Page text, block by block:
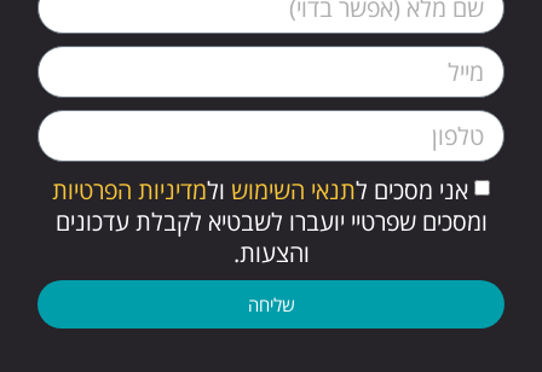
אני מסכים לתנאי השימוש ולמדיניות הפרטיות
ומסכים שפרטיי יועברו לשבטיא לקבלת עדכונים
והצעות.
שליחה